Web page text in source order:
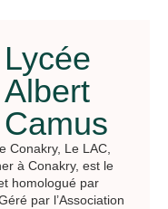
Lycée
Albert
Camus
Conakry, Le LAC,
à Conakry, est le
homologué par
par l’Association